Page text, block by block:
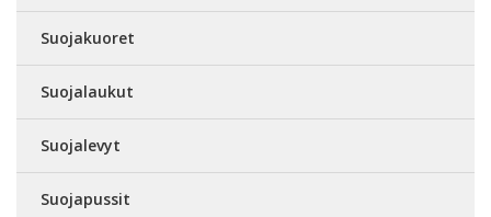
Suojakuoret
Suojalaukut
Suojalevyt
Suojapussit